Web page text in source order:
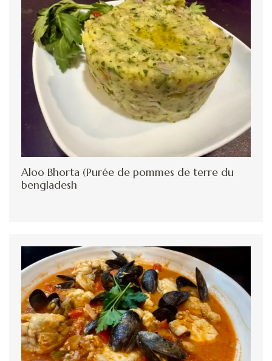
Aloo Bhorta (Purée de pommes de terre du
bengladesh